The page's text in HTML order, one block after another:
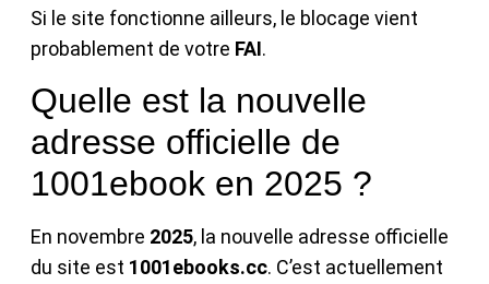
Si le site fonctionne ailleurs, le blocage vient
probablement de votre FAI.
Quelle est la nouvelle
adresse officielle de
1001ebook en 2025 ?
En novembre 2025, la nouvelle adresse officielle
du site est 1001ebooks.cc. C’est actuellement